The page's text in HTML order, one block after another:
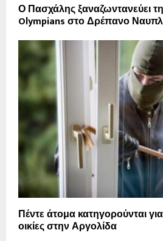
Ο Πασχάλης ξαναζωντανεύει
Olympians στο Δρέπανο
Πέντε άτομα κατηγορούνται
οικίες στην Αργολίδα